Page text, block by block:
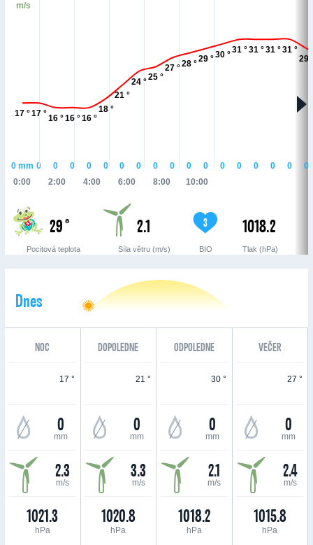
17 °17 °16 °16 °16 °
18 °
21 °
24 °25 °
27 °28 °29 °30 °31 °31 °31 °31 °
29
0:00 2:00 4:00 6:00 8:00 10:00
0mm 0 0 0 0 0 0 0 0 0 0 0 0 0 0 0 0 0
m/s
29 °
Pocitová teplota
2.1
Síla větru (m/s)
3
BIO
1018.2
Tlak (hPa)
Dnes
NOC DOPOLEDNE ODPOLEDNE VEČER
17 °
0
mm
2.3
m/s
1021.3
hPa
21 °
0
mm
3.3
m/s
1020.8
hPa
30 °
0
mm
2.1
m/s
1018.2
hPa
27 °
0
mm
2.4
m/s
1015.8
hPa